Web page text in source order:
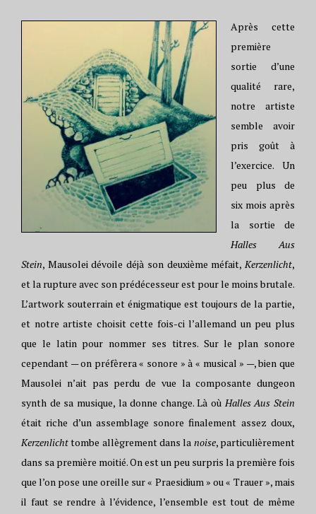
Après cette
première
sortie d’une
qualité rare,
notre artiste
semble avoir
pris goût à
l’exercice. Un
peu plus de
six mois après
la sortie de
Halles Aus
Stein, Mausolei dévoile déjà son deuxième méfait, Kerzenlicht,
et la rupture avec son prédécesseur est pour le moins brutale.
L’artwork souterrain et énigmatique est toujours de la partie,
et notre artiste choisit cette fois-ci l’allemand un peu plus
que le latin pour nommer ses titres. Sur le plan sonore
cependant — on préfèrera « sonore » à « musical » —, bien que
Mausolei n’ait pas perdu de vue la composante dungeon
synth de sa musique, la donne change. Là où Halles Aus Stein
était riche d’un assemblage sonore finalement assez doux,
Kerzenlichttombe allègrement dans la noise, particulièrement
dans sa première moitié. On est un peu surpris la première fois
que l’on pose une oreille sur « Praesidium » ou « Trauer », mais
il faut se rendre à l’évidence, l’ensemble est tout de même